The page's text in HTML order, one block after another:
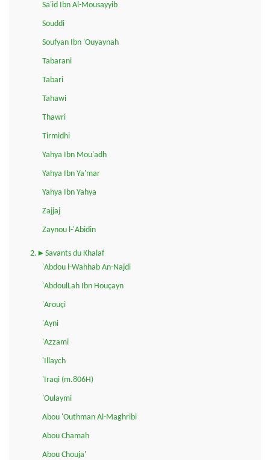
Sa'id Ibn Al-Mousayyib
Souddi
Soufyan Ibn 'Ouyaynah
Tabarani
Tabari
Tahawi
Thawri
Tirmidhi
Yahya Ibn Mou'adh
Yahya Ibn Ya'mar
Yahya Ibn Yahya
Zajjaj
Zaynou l-'Abidin
2.►Savants du Khalaf
'Abdou l-Wahhab An-Najdi
'AbdoulLah Ibn Houçayn
'Arouçi
'Ayni
'Azzami
'Illaych
'Iraqi (m.806H)
'Oulaymi
Abou 'Outhman Al-Maghribi
Abou Chamah
Abou Chouja'